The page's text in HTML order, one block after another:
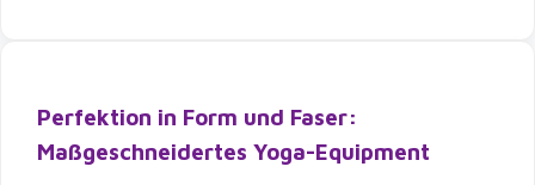
Perfektion in Form und Faser:
Maßgeschneidertes Yoga-Equipment